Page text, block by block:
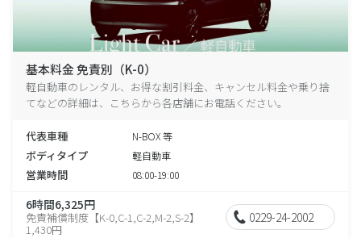
基本料金 免責別（K-0）
軽自動車のレンタル、お得な割引料金、キャンセル料金や乗り捨
てなどの詳細は、こちらから各店舗にお電話ください。
代表車種 N-BOX 等
ボディタイプ 軽自動車
営業時間 08:00-19:00
6時間6,325円
免責補償制度【K-0,C-1,C-2,M-2,S-2】
1,430円
0229-24-2002